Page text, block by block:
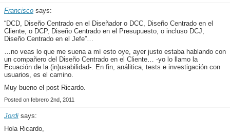
Francisco says:
“DCD, Diseño Centrado en el Diseñador o DCC, Diseño Centrado en el
Cliente, o DCP, Diseño Centrado en el Presupuesto, o incluso DCJ,
Diseño Centrado en el Jefe”…
…no veas lo que me suena a mí esto oye, ayer justo estaba hablando con
un compañero del Diseño Centrado en el Cliente… -yo lo llamo la
Ecuación de la (in)usabilidad-. En fin, análitica, tests e investigación con
usuarios, es el camino.
Muy bueno el post Ricardo.
Posted on febrero 2nd, 2011
Jordi says:
Hola Ricardo,